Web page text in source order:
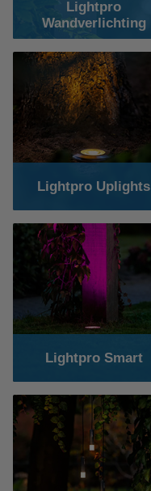
Lightpro
Wandverlichting
Lightpro Uplights
Lightpro Smart